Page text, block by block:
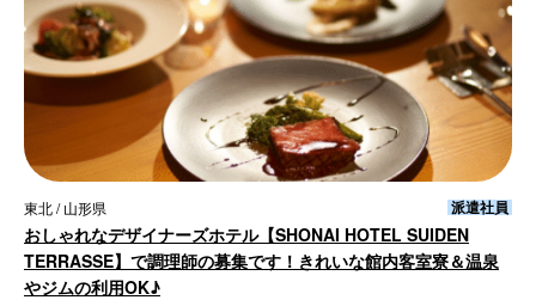
東北 / 山形県 派遣社員
おしゃれなデザイナーズホテル【SHONAI HOTEL SUIDEN
TERRASSE】で調理師の募集です！きれいな館内客室寮＆温泉
やジムの利用OK♪